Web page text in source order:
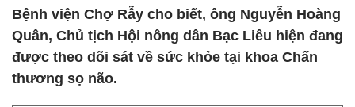
Bệnh viện Chợ Rẫy cho biết, ông Nguyễn Hoàng
Quân, Chủ tịch Hội nông dân Bạc Liêu hiện đang
được theo dõi sát về sức khỏe tại khoa Chấn
thương sọ não.